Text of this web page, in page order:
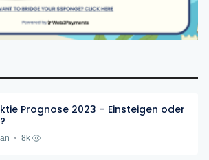
Prognose 2023 – Einsteigen oder
8k